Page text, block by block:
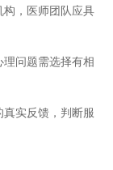
，医师团队应具
问题需选择有相
实反馈，判断服